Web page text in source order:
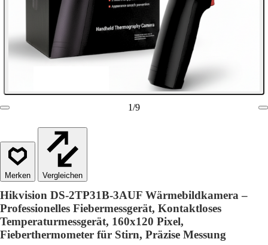
1/9
Vergleichen
Hikvision DS-2TP31B-3AUF Wärmebildkamera –
Professionelles Fiebermessgerät, Kontaktloses
Temperaturmessgerät, 160x120 Pixel,
Fieberthermometer für Stirn, Präzise Messung